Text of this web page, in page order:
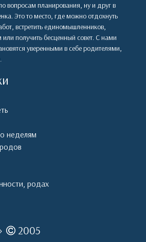
вопросам планирования, ну и друг в
Это то место, где можно отдохнуть
встретить единомышленников,
получить бесценный совет. С нами
уверенными в себе родителями,
неделям
родах
2005